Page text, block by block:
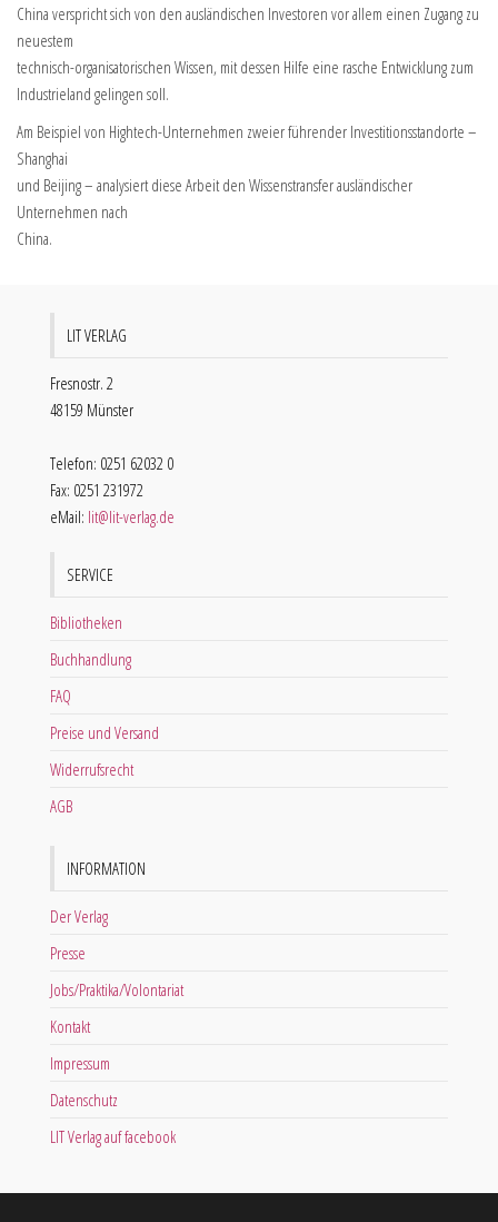
China verspricht sich von den ausländischen Investoren vor allem einen Zugang zu
neuestem
technisch-organisatorischen Wissen, mit dessen Hilfe eine rasche Entwicklung zum
Industrieland gelingen soll.
Am Beispiel von Hightech-Unternehmen zweier führender Investitionsstandorte –
Shanghai
und Beijing – analysiert diese Arbeit den Wissenstransfer ausländischer
Unternehmen nach
China.
LIT VERLAG
Fresnostr. 2
48159 Münster
Telefon: 0251 62032 0
Fax: 0251 231972
eMail: lit@lit-verlag.de
SERVICE
Bibliotheken
Buchhandlung
FAQ
Preise und Versand
Widerrufsrecht
AGB
INFORMATION
Der Verlag
Presse
Jobs/Praktika/Volontariat
Kontakt
Impressum
Datenschutz
LIT Verlag auf facebook